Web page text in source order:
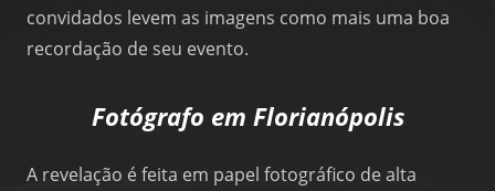
convidados levem as imagens como mais uma boa
recordação de seu evento.
Fotógrafo em Florianópolis
A revelação é feita em papel fotográfico de alta